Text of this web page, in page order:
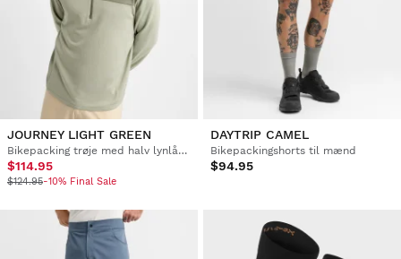
JOURNEY LIGHT GREEN
Bikepacking trøje med halv lynlås til mænd
$114.95
$124.95-10% Final Sale
DAYTRIP CAMEL
Bikepackingshorts til mænd
$94.95